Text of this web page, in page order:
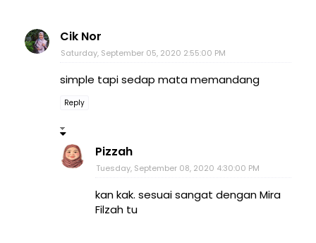
Cik Nor
Saturday, September 05, 2020 2:55:00 PM
simple tapi sedap mata memandang
Reply
Pizzah
Tuesday, September 08, 2020 4:30:00 PM
kan kak. sesuai sangat dengan Mira
Filzah tu